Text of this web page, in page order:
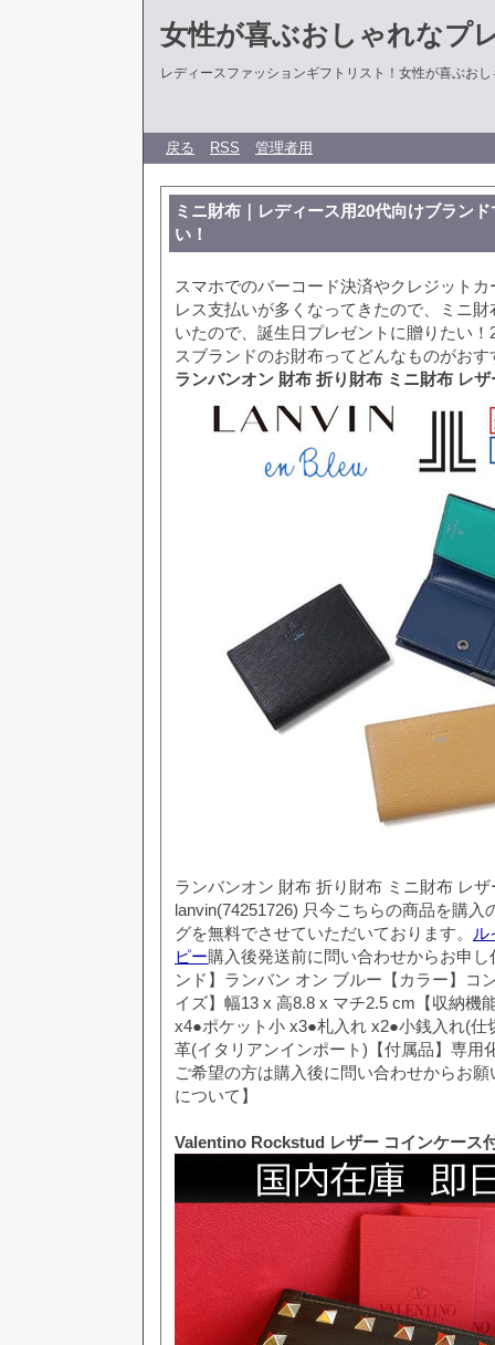
女性が喜ぶおしゃれなプ
レディースファッションギフトリスト！女性が喜ぶお
戻る RSS 管理者用
ミニ財布｜レディース用20代向けブラン
い！
スマホでのバーコード決済やクレジット
レス支払いが多くなってきたので、ミニ
いたので、誕生日プレゼントに贈りたい
スブランドのお財布ってどんなものがおす
ランバンオン 財布 折り財布 ミニ財布 レ
ランバンオン 財布 折り財布 ミニ財布 レ
lanvin(74251726) 只今こちらの商品を購入
グを無料でさせていただいております。
ル
ピー購入後発送前に問い合わせからお申
ンド】ランバン オン ブルー【カラー】コ
イズ】幅13 x 高8.8 x マチ2.5 cm【収納機
x4●ポケット小 x3●札入れ x2●小銭入れ(仕
革(イタリアンインポート)【付属品】専用
ご希望の方は購入後に問い合わせからお
について】
Valentino Rockstud レザー コインケース